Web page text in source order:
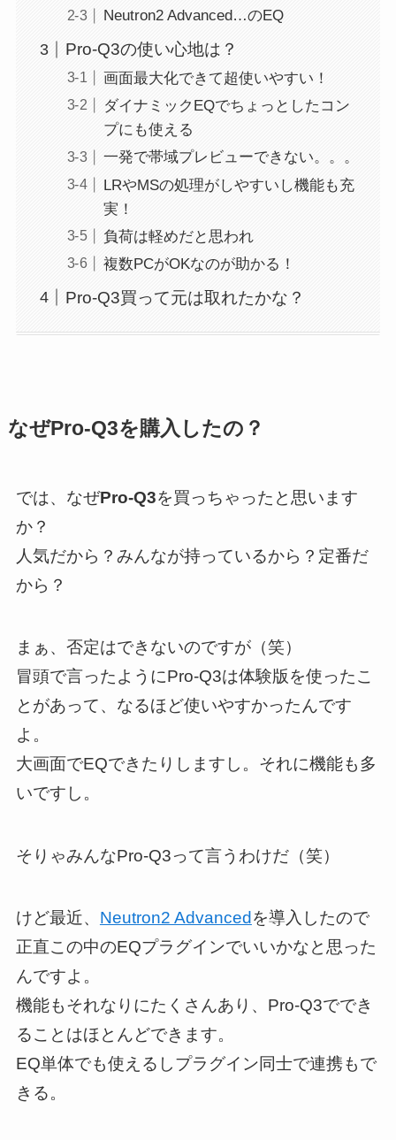
Neutron2 Advanced…のEQ
Pro-Q3の使い心地は？
画面最大化できて超使いやすい！
ダイナミックEQでちょっとしたコン
プにも使える
一発で帯域プレビューできない。。。
LRやMSの処理がしやすいし機能も充
実！
負荷は軽めだと思われ
複数PCがOKなのが助かる！
Pro-Q3買って元は取れたかな？
なぜPro-Q3を購入したの？
では、なぜPro-Q3を買っちゃったと思います
か？
人気だから？みんなが持っているから？定番だ
から？
まぁ、否定はできないのですが（笑）
冒頭で言ったようにPro-Q3は体験版を使ったこ
とがあって、なるほど使いやすかったんです
よ。
大画面でEQできたりしますし。それに機能も多
いですし。
そりゃみんなPro-Q3って言うわけだ（笑）
けど最近、 Neutron2 Advanced を導入したので
正直この中のEQプラグインでいいかなと思った
んですよ。
機能もそれなりにたくさんあり、Pro-Q3ででき
ることはほとんどできます。
EQ単体でも使えるしプラグイン同士で連携もで
きる。